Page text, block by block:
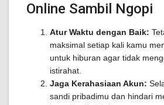
Online Sambil Ngopi
Atur Waktu dengan Baik:
maksimal setiap kali kamu
untuk hiburan agar tidak
istirahat.
Jaga Kerahasiaan Akun:
sandi pribadimu dan hindari